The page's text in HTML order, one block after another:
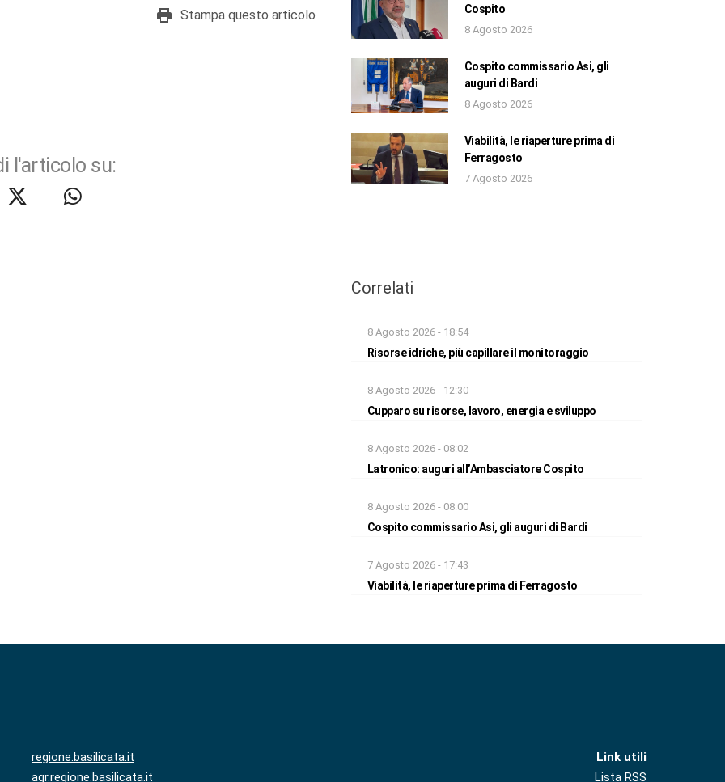
Stampa questo articolo
l'articolo su:
Cospito
8 Agosto 2026
Cospito commissario Asi, gli
auguri di Bardi
8 Agosto 2026
Viabilità, le riaperture prima di
Ferragosto
7 Agosto 2026
Correlati
8 Agosto 2026 - 18:54
Risorse idriche, più capillare il monitoraggio
8 Agosto 2026 - 12:30
Cupparo su risorse, lavoro, energia e sviluppo
8 Agosto 2026 - 08:02
Latronico: auguri all’Ambasciatore Cospito
8 Agosto 2026 - 08:00
Cospito commissario Asi, gli auguri di Bardi
7 Agosto 2026 - 17:43
Viabilità, le riaperture prima di Ferragosto
regione.basilicata.it
agr.regione.basilicata.it
Link utili
Lista RSS